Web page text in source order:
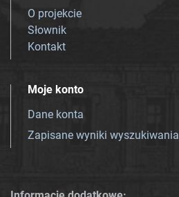
O projekcie
Słownik
Kontakt
Moje konto
Dane konta
Zapisane wyniki wyszukiwania